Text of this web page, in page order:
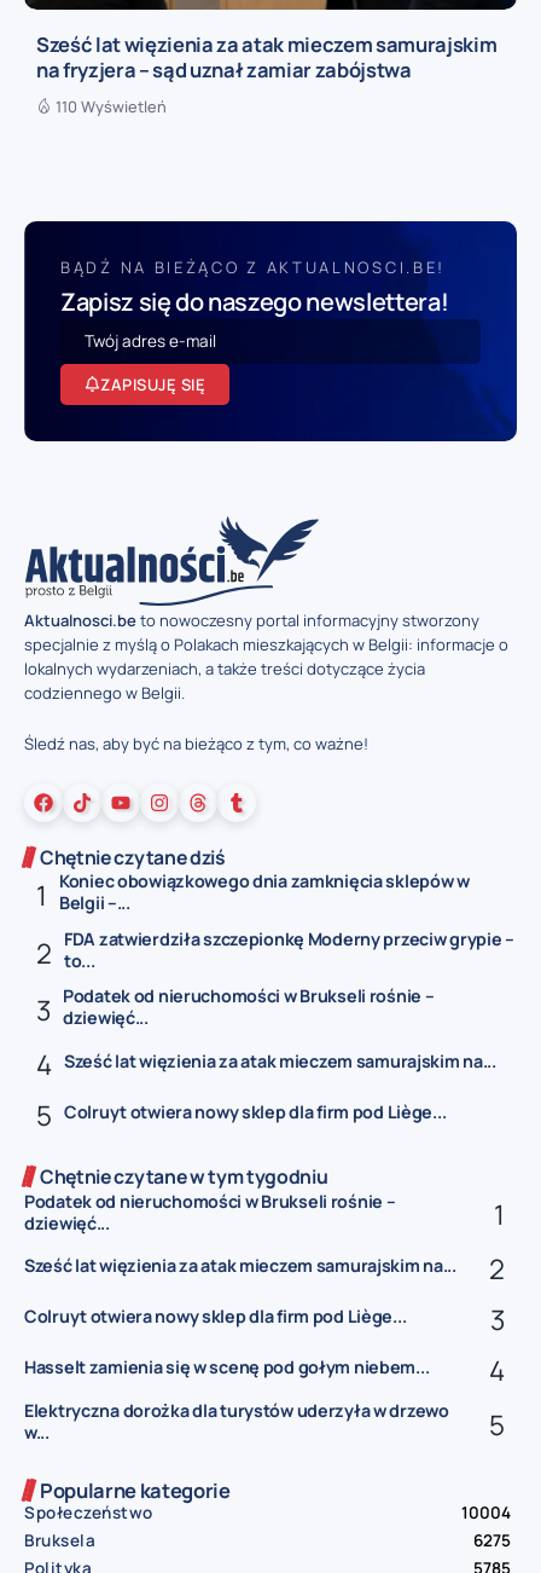
Sześć lat więzienia za atak mieczem samurajskim
na fryzjera – sąd uznał zamiar zabójstwa
110 Wyświetleń
BĄDŹ NA BIEŻĄCO Z AKTUALNOSCI.BE!
Zapisz się do naszego newslettera!
ZAPISUJĘ SIĘ
Aktualnosci.beto nowoczesny portal informacyjny stworzony
specjalnie z myślą o Polakach mieszkających w Belgii: informacje o
lokalnych wydarzeniach, a także treści dotyczące życia
codziennego w Belgii.
Śledź nas, aby być na bieżąco z tym, co ważne!
Chętnie czytane dziś
Koniec obowiązkowego dnia zamknięcia sklepów w
Belgii –...
FDA zatwierdziła szczepionkę Moderny przeciw grypie –
to...
Podatek od nieruchomości w Brukseli rośnie –
dziewięć...
Sześć lat więzienia za atak mieczem samurajskim na...
Colruyt otwiera nowy sklep dla firm pod Liège...
Chętnie czytane w tym tygodniu
Podatek od nieruchomości w Brukseli rośnie –
dziewięć...
Sześć lat więzienia za atak mieczem samurajskim na...
Colruyt otwiera nowy sklep dla firm pod Liège...
Hasselt zamienia się w scenę pod gołym niebem...
Elektryczna dorożka dla turystów uderzyła w drzewo
w...
Popularne kategorie
Społeczeństwo
10004
Bruksela
6275
Polityka
5785